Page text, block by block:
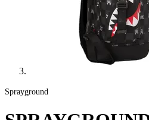
Sprayground